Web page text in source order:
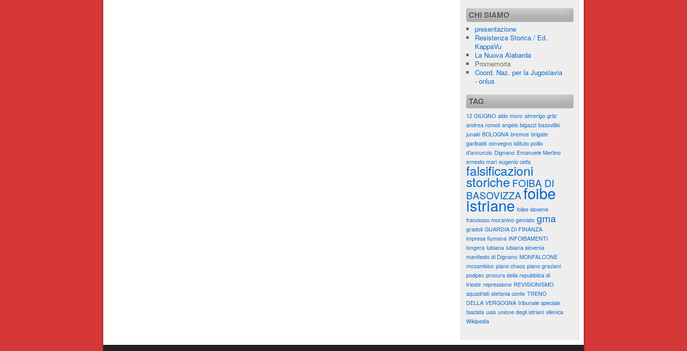
CHI SIAMO
presentazione
Resistenza Storica / Ed.
KappaVu
La Nuova Alabarda
Promemoria
Coord. Naz. per la Jugoslavia
- onlus
TAG
12 GIUGNO aldo moro almerigo grilz
andrea romoli angelo bigazzi bazoviški
junaki BOLOGNA bremce brigate
garibaldi convegno istituto pollio
d'annunzio Dignano Emanuele Merlino
ernesto mari eugenio cefis
falsificazioni
storicheFOIBA DI
BASOVIZZAfoibe
istriane foibe slovene
francesco moranino gemisto gma
gradoli GUARDIA DI FINANZA
impresa fiumana INFOIBAMENTI
longera lubiana lubiana slovenia
manifesto di Dignano MONFALCONE
mozambico piano chaos piano graziani
podpec procura della repubblica di
trieste repressione REVISIONISMO
squadristi stefania conte TRENO
DELLA VERGOGNA tribunale speciale
fascista uais unione degli istriani vilenica
Wikipedia